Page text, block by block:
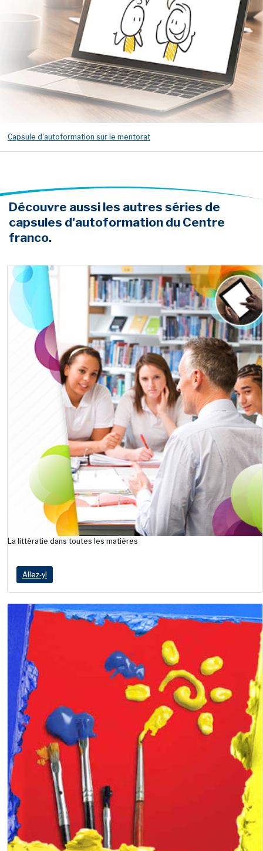
Capsule d'autoformation sur le mentorat
Découvre aussi les autres séries de
capsules d'autoformation du Centre
franco.
La littératie dans toutes les matières
Allez‑y!